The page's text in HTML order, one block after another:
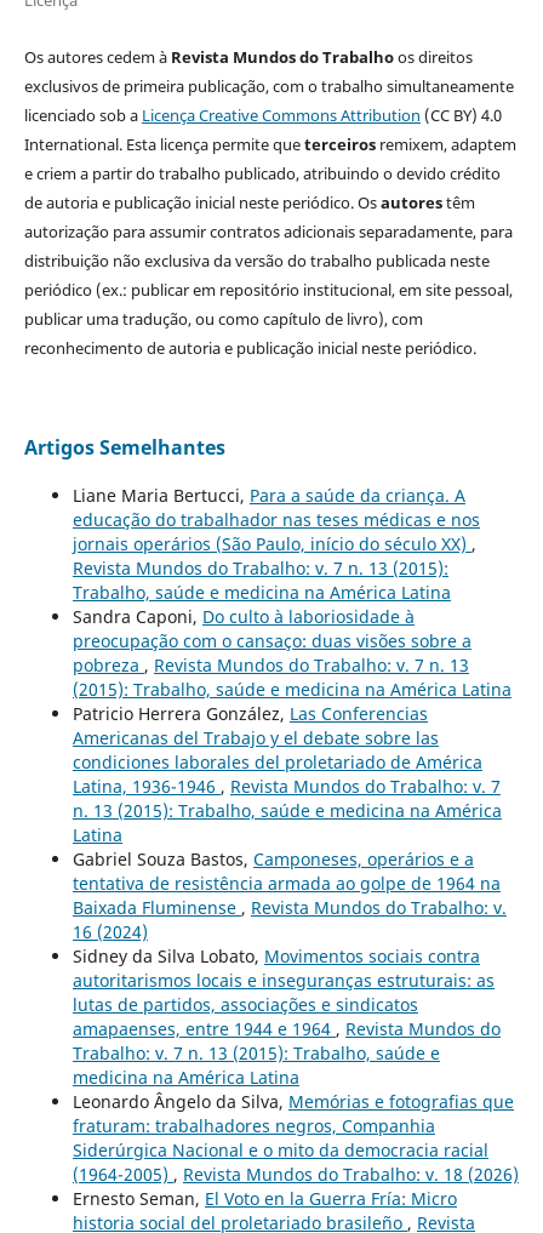
Os autores cedem à Revista Mundos do Trabalhoos direitos
exclusivos de primeira publicação, com o trabalho simultaneamente
licenciado sob a Licença Creative Commons Attribution (CC BY) 4.0
International. Esta licença permite queterceirosremixem, adaptem
e criem a partir do trabalho publicado, atribuindo o devido crédito
de autoria e publicação inicial neste periódico. Osautorestêm
autorização para assumir contratos adicionais separadamente, para
distribuição não exclusiva da versão do trabalho publicada neste
periódico (ex.: publicar em repositório institucional, em site pessoal,
publicar uma tradução, ou como capítulo de livro), com
reconhecimento de autoria e publicação inicial neste periódico.
Artigos Semelhantes
Liane Maria Bertucci, Para a saúde da criança. A
educação do trabalhador nas teses médicas e nos
jornais operários (São Paulo, início do século XX) ,
Revista Mundos do Trabalho: v. 7 n. 13 (2015):
Trabalho, saúde e medicina na América Latina
Sandra Caponi, Do culto à laboriosidade à
preocupação com o cansaço: duas visões sobre a
pobreza , Revista Mundos do Trabalho: v. 7 n. 13
(2015): Trabalho, saúde e medicina na América Latina
Patricio Herrera González, Las Conferencias
Americanas del Trabajo y el debate sobre las
condiciones laborales del proletariado de América
Latina, 1936-1946 , Revista Mundos do Trabalho: v. 7
n. 13 (2015): Trabalho, saúde e medicina na América
Latina
Gabriel Souza Bastos, Camponeses, operários e a
tentativa de resistência armada ao golpe de 1964 na
Baixada Fluminense , Revista Mundos do Trabalho: v.
16 (2024)
Sidney da Silva Lobato, Movimentos sociais contra
autoritarismos locais e inseguranças estruturais: as
lutas de partidos, associações e sindicatos
amapaenses, entre 1944 e 1964 , Revista Mundos do
Trabalho: v. 7 n. 13 (2015): Trabalho, saúde e
medicina na América Latina
Leonardo Ângelo da Silva, Memórias e fotografias que
fraturam: trabalhadores negros, Companhia
Siderúrgica Nacional e o mito da democracia racial
(1964-2005) , Revista Mundos do Trabalho: v. 18 (2026)
Ernesto Seman, El Voto en la Guerra Fría: Micro
historia social del proletariado brasileño , Revista